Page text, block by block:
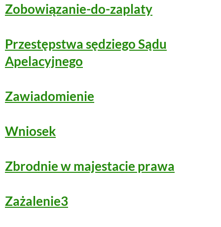
Zobowiązanie-do-zaplaty
Przestępstwa sędziego Sądu
Apelacyjnego
Zawiadomienie
Wniosek
Zbrodnie w majestacie prawa
Zażalenie3